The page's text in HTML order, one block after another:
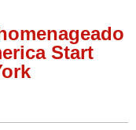
Start